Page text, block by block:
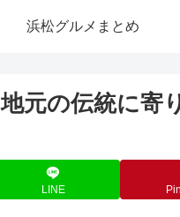
浜松グルメまとめ
元の伝統に寄
LINE